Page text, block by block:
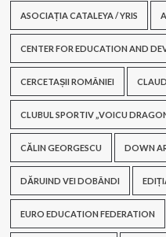
ASOCIAȚIA CATALEYA / YRIS
CENTER FOR EDUCATION AND
CERCETAȘII ROMÂNIEI
CLUBUL SPORTIV „VOICU
CĂLIN GEORGESCU DOWN
DĂRUIND VEI DOBÂNDI
EURO EDUCATION FEDERATION